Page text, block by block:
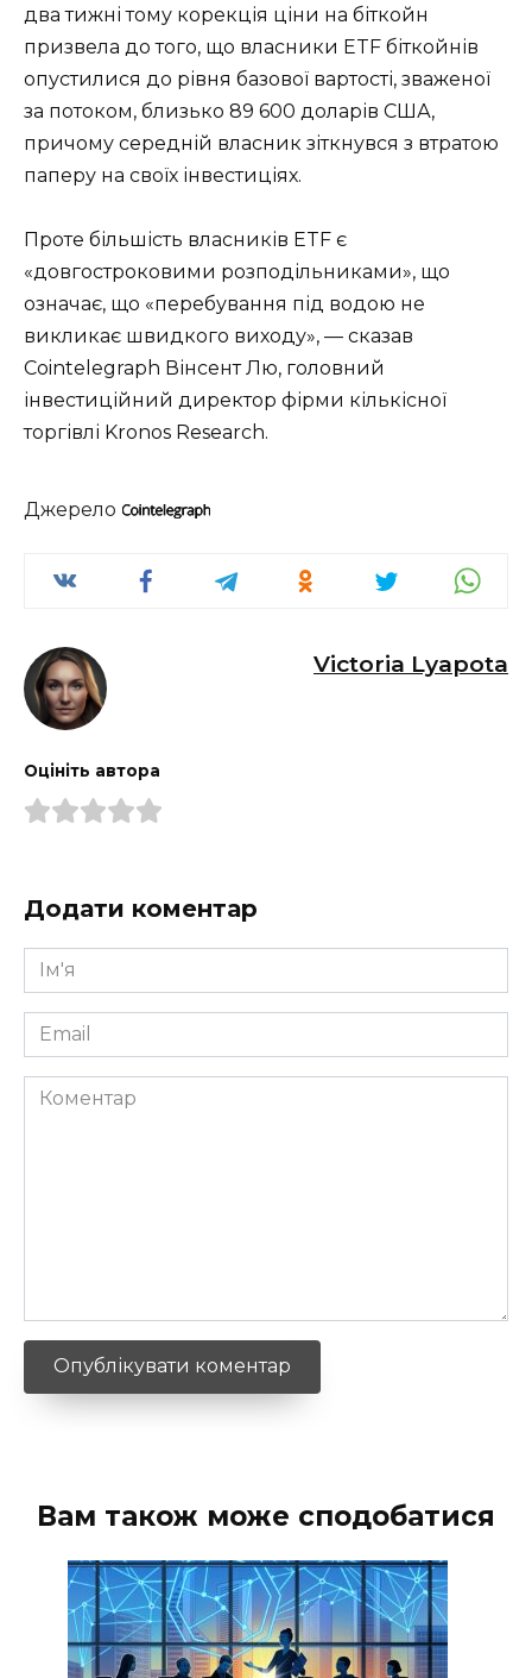
два тижні тому корекція ціни на біткойн
призвела до того, що власники ETF біткойнів
опустилися до рівня базової вартості, зваженої
за потоком, близько 89 600 доларів США,
причому середній власник зіткнувся з втратою
паперу на своїх інвестиціях.
Проте більшість власників ETF є
«довгостроковими розподільниками», що
означає, що «перебування під водою не
викликає швидкого виходу», — сказав
Cointelegraph Вінсент Лю, головний
інвестиційний директор фірми кількісної
торгівлі Kronos Research.
Джерело
Victoria Lyapota
Оцініть автора
Додати коментар
Ім'я
*
Email
*
Коментар
Вам також може сподобатися